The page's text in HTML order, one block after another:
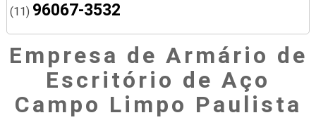
(11) 96067-3532
Empresa de Armário de
Escritório de Aço
Campo Limpo Paulista